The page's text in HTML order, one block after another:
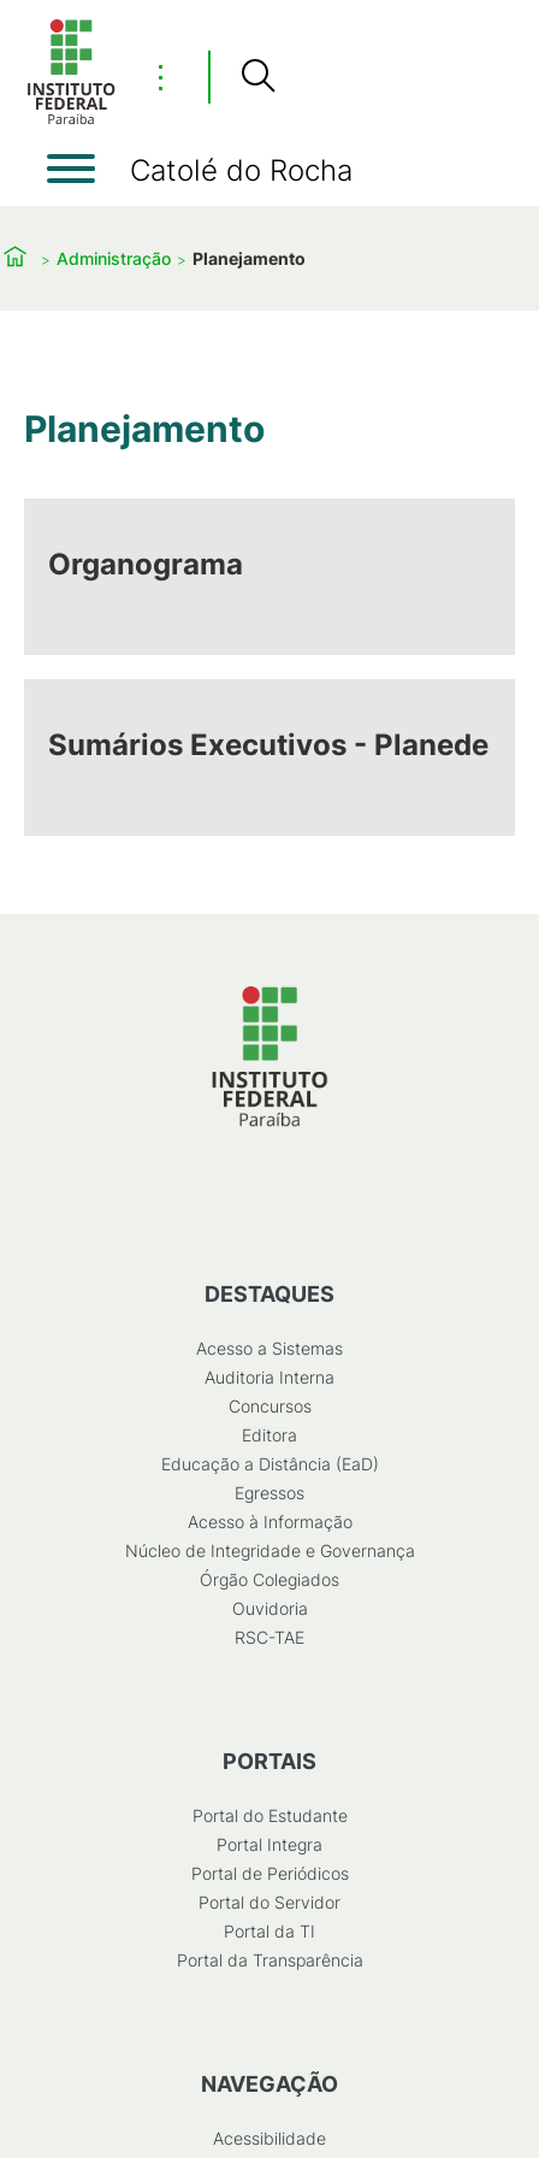
⋮
Catolé do Rocha
Administração Planejamento
Planejamento
Organograma
Sumários Executivos - Planede
DESTAQUES
Acesso a Sistemas
Auditoria Interna
Concursos
Editora
Educação a Distância (EaD)
Egressos
Acesso à Informação
Núcleo de Integridade e Governança
Órgão Colegiados
Ouvidoria
RSC-TAE
PORTAIS
Portal do Estudante
Portal Integra
Portal de Periódicos
Portal do Servidor
Portal da TI
Portal da Transparência
NAVEGAÇÃO
Acessibilidade